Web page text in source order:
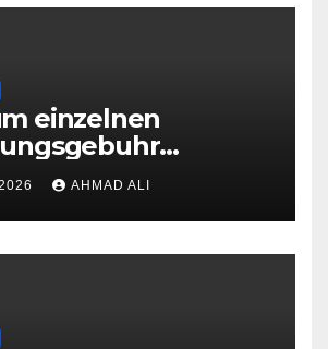
einzelnen
des eigenen
Erreichbar
respons
unter deren
AHMAD ALI